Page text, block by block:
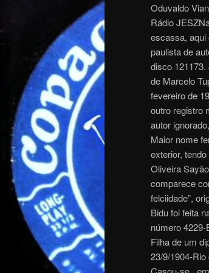
Oduvaldo
Rádio
escassa, aqui
paulista de
disco 121173.
de Marcelo
fevereiro de
outro registro
autor
Maior nome
exterior,
Oliveira
comparece
felciidade”,
Bidu foi feita
número
Filha de um
23/9/1904-